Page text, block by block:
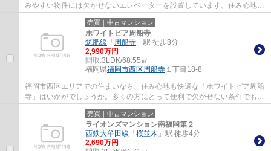
みやすい物件には欠かせないエレベーターを設置しています。住み心地が
しっかりと考えられた中古マンションです...
売買｜中古マンション
ホワイトピア周船寺
筑肥線 「 周船寺 」駅 徒歩8分
2,990万円
間取:3LDK/68.55㎡
福岡県福岡市西区周船寺 １丁目18-8
福岡市西区エリアでの住まいなら、住み心地も快適な「ホワイトピア周船
寺」はいかがでしょうか。多くの方にとって便利で欠かせない条件でもあ
るエレベーター付きの物件です。駅まで徒...
売買｜中古マンション
ライオンズマンション南福岡第２
西鉄大牟田線 「 桜並木 」駅 徒歩4分
2,690万円